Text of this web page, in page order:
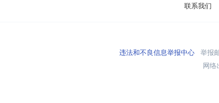
联系我们
违法和不良信息举报中心举报
网